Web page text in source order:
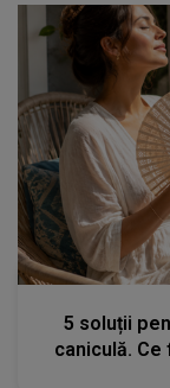
5 soluții
caniculă.